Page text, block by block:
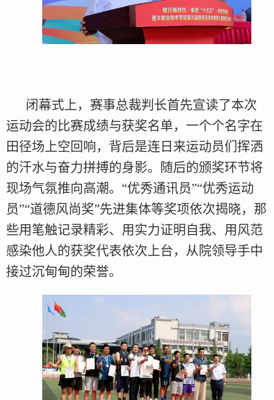
闭幕式上，赛事总裁判长首先宣读了本次
运动会的比赛成绩与获奖名单，一个个名字在
田径场上空回响，背后是连日来运动员们挥洒
的汗水与奋力拼搏的身影。随后的颁奖环节将
现场气氛推向高潮。“优秀通讯员”“优秀运动
员”“道德风尚奖”先进集体等奖项依次揭晓，那
些用笔触记录精彩、用实力证明自我、用风范
感染他人的获奖代表依次上台，从院领导手中
接过沉甸甸的荣誉。